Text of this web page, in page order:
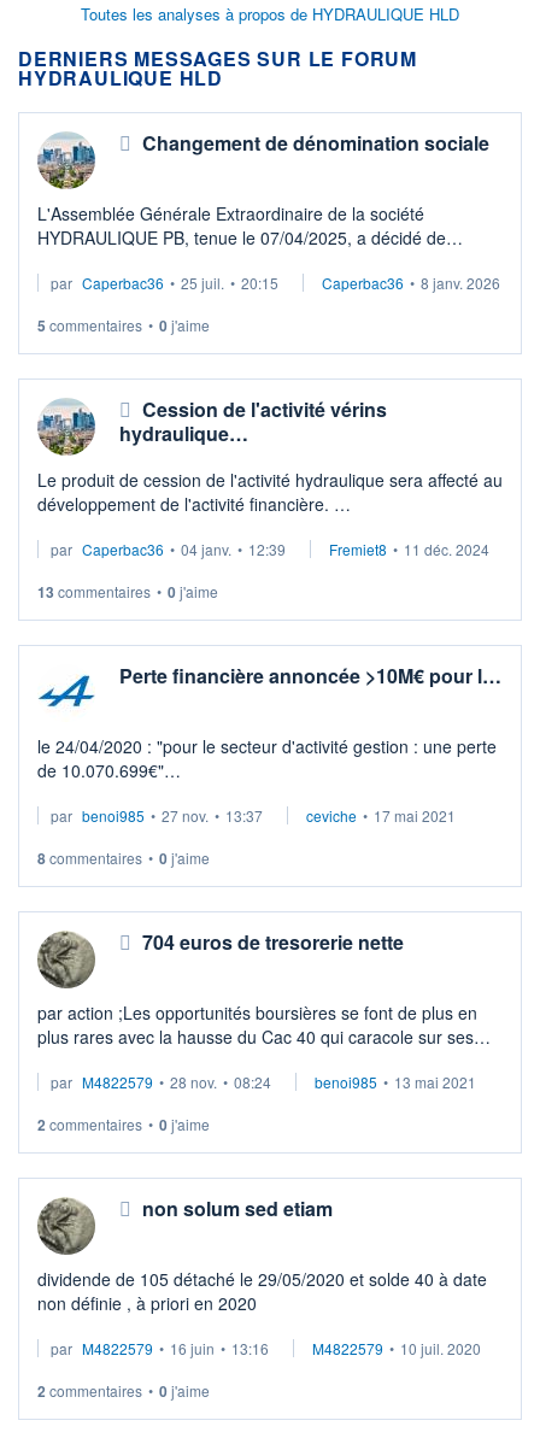
Toutes les analyses à propos de HYDRAULIQUE HLD
DERNIERS MESSAGES SUR LE FORUM
HYDRAULIQUE HLD
Changement de dénomination sociale
L'Assemblée Générale Extraordinaire de la société
HYDRAULIQUE PB, tenue le 07/04/2025, a décidé de
HOLDING.
En conséquence, à compter du 29 ...
par Caperbac36 • 25 juil. • 20:15 Caperbac36 • 8 janv. 2026
5 commentaires • 0j'aime
Cession de l'activité vérins
hydraulique…
Le produit de cession de l'activité hydraulique sera affecté au
développement de l'activité financière.
de détention de part ...
par Caperbac36 • 04 janv. • 12:39 Fremiet8 • 11 déc. 2024
13 commentaires • 0j'aime
Perte financière annoncée >10M€ pour l…
le 24/04/2020 : "pour le secteur d'activité gestion : une perte
de 10.070.699€"
celle annoncée le 24/042020"..."baisse de 21% du CA ...
par benoi985 • 27 nov. • 13:37 ceviche • 17 mai 2021
8commentaires • 0j'aime
704 euros de tresorerie nette
par action ;Les opportunités boursières se font de plus en
plus rares avec la hausse du Cac 40 qui caracole sur ses
pour trouver des so ...
par M4822579 • 28 nov. • 08:24 benoi985 • 13 mai 2021
2 commentaires • 0j'aime
non solum sed etiam
dividende de 105 détaché le 29/05/2020 et solde 40 à date
non définie , à priori en 2020
par M4822579 • 16 juin • 13:16 M4822579 • 10 juil. 2020
2 commentaires • 0j'aime